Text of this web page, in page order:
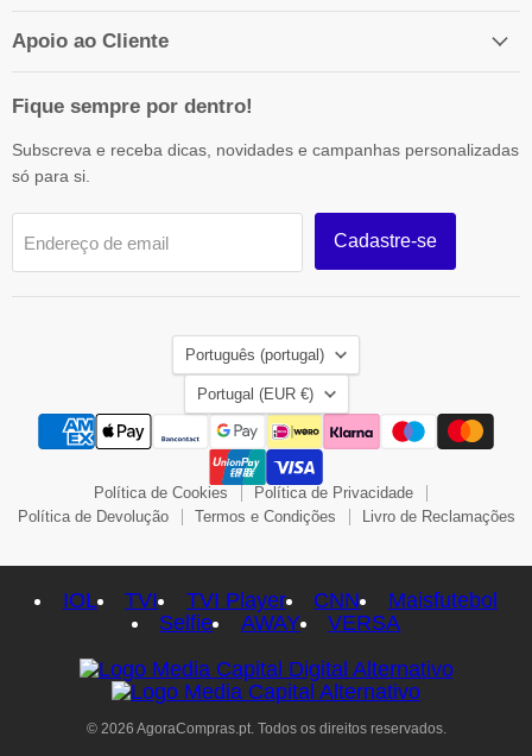
Apoio ao Cliente
Fique sempre por dentro!
Subscreva e receba dicas, novidades e campanhas personalizadas
só para si.
Endereço de email Cadastre-se
Idioma
Português (portugal)
País
Portugal (EUR €)
Política de Cookies
Política de Privacidade
Política de Devolução
Termos e Condições Livro de Reclamações
IOL TVI TVI Player CNN
Maisfutebol
Selfie
AWAY VERSA
© 2026 AgoraCompras.pt. Todos os direitos reservados.